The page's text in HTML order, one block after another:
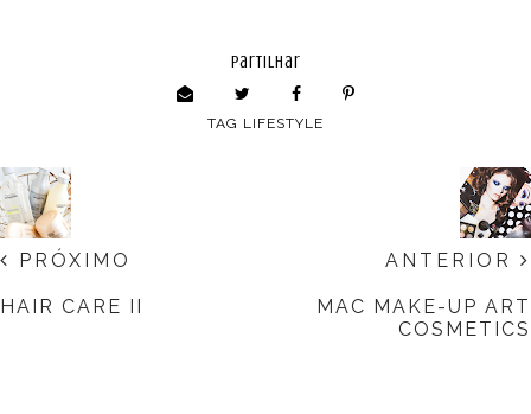
partilhar
TAG LIFESTYLE
ANTERIOR
MAC MAKE-UP ART
COSMETICS
PRÓXIMO
HAIR CARE II